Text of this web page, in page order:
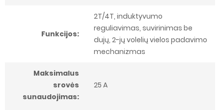
Funkcijos:
2T/4T, induktyvumo
reguliavimas, suvirinimas be
dujų, 2-jų volelių vielos padavimo
mechanizmas
Maksimalus
srovės
sunaudojimas:
25 A